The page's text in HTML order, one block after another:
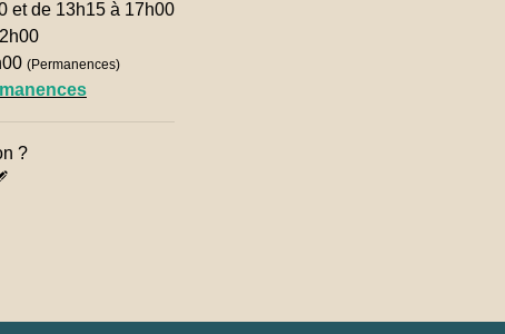
et de 13h15 à 17h00
(Permanences)
?